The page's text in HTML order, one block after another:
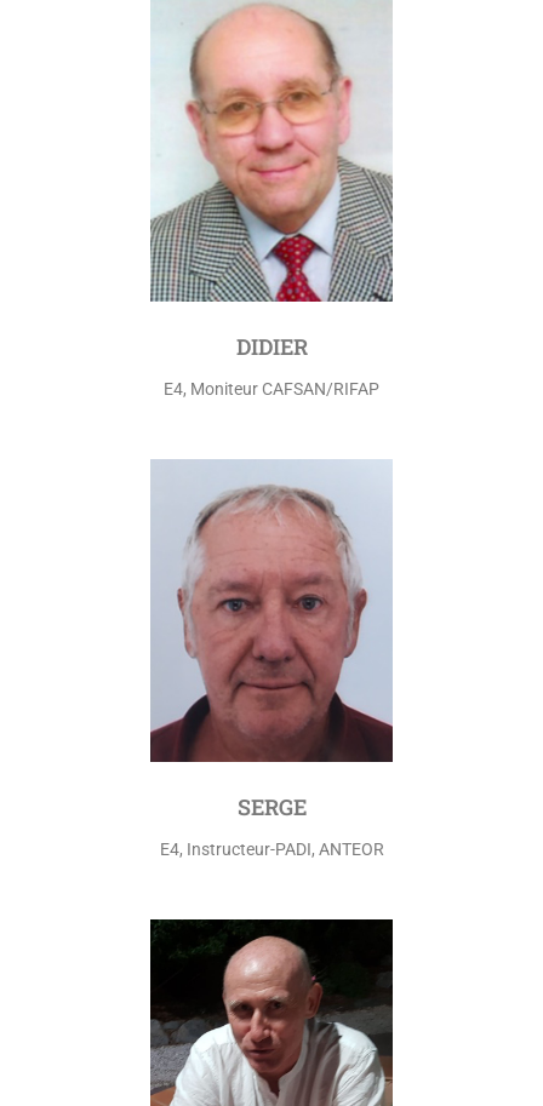
DIDIER
E4, Moniteur CAFSAN/RIFAP
SERGE
E4, Instructeur-PADI, ANTEOR